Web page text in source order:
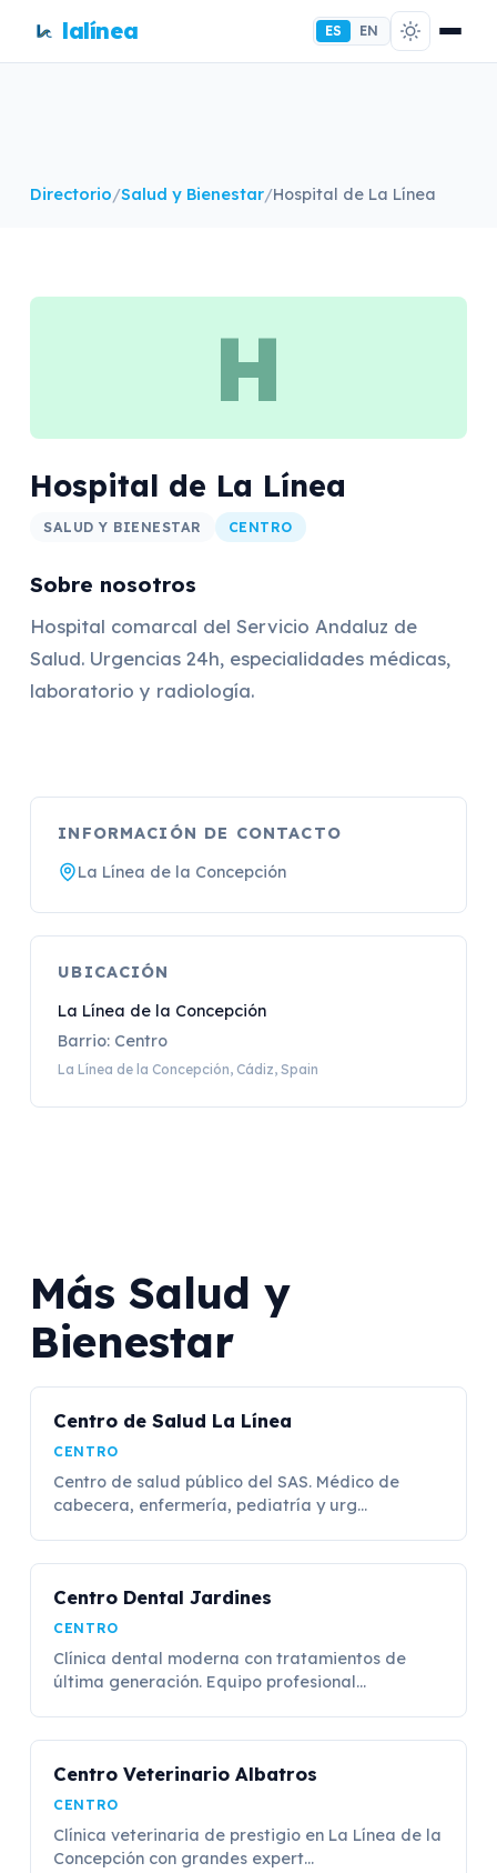
lalínea ES EN
Directorio/Salud y Bienestar/Hospital de La Línea
H
Hospital de La Línea
SALUD Y BIENESTAR CENTRO
Sobre nosotros
Hospital comarcal del Servicio Andaluz de
Salud. Urgencias 24h, especialidades médicas,
laboratorio y radiología.
INFORMACIÓN DE CONTACTO
La Línea de la Concepción
UBICACIÓN
La Línea de la Concepción
Barrio: Centro
La Línea de la Concepción, Cádiz, Spain
Más Salud y
Bienestar
Centro de Salud La Línea
CENTRO
Centro de salud público del SAS. Médico de
cabecera, enfermería, pediatría y urg...
Centro Dental Jardines
CENTRO
Clínica dental moderna con tratamientos de
última generación. Equipo profesional...
Centro Veterinario Albatros
CENTRO
Clínica veterinaria de prestigio en La Línea de la
Concepción con grandes expert...